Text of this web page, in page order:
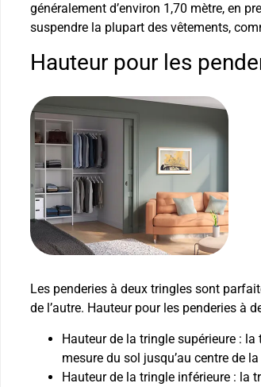
généralement d’environ 1,70 mètre, en
suspendre la plupart des vêtements,
Hauteur pour les
Les penderies à deux tringles sont
de l’autre. Hauteur pour les penderies à
Hauteur de la tringle supérieure :
mesure du sol jusqu’au centre de
Hauteur de la tringle inférieure : la